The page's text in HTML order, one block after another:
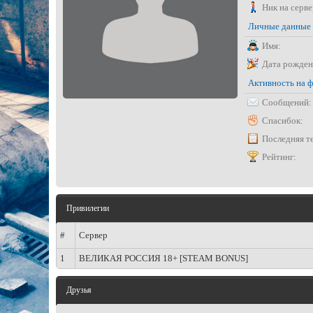
Ник на
Личные данные
Имя:
Дата
Активность на
Сообщений:
Спасибок:
Последняя
Рейтинг:
Привилегии
# Сервер
1 ВЕЛИКАЯ РОССИЯ 18+ [STEAM BONUS]
Друзья